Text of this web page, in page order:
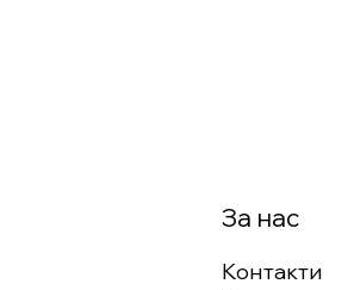
За нас
Контакти